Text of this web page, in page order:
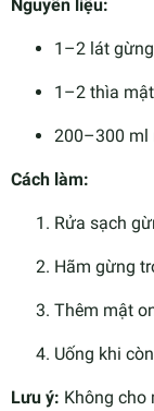
Nguyên liệu:
1–2 lát
1–2 thìa
200–300 ml
Cách làm:
Rửa sạch
Hãm gừng
Thêm mật
Uống khi
Lưu ý: Không cho